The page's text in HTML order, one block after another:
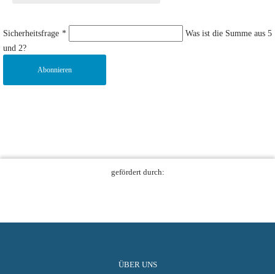
Sicherheitsfrage *
Was ist die Summe aus 5
und 2?
Abonnieren
gefördert durch:
ÜBER UNS